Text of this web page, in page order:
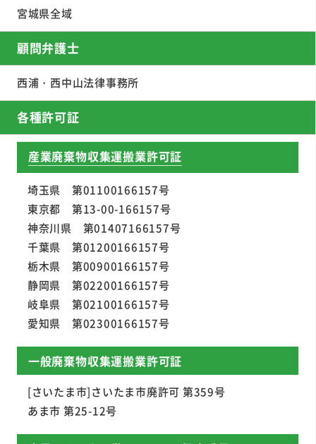
宮城県全域
顧問弁護士
西浦・西中山法律事務所
各種許可証
産業廃棄物収集運搬業許可証
埼玉県 第01100166157号
東京都 第13-00-166157号
神奈川県 第01407166157号
千葉県 第01200166157号
栃木県 第00900166157号
静岡県 第02200166157号
岐阜県 第02100166157号
愛知県 第02300166157号
一般廃棄物収集運搬業許可証
[さいたま市]さいたま市廃許可 第359号
あま市 第25-12号